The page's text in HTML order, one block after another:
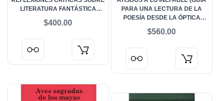
LITERATURA FANTÁSTICA
XIX AL XXI)
$400.00
PARA UNA LECTURA DE LA
POESÍA DESDE LA ÓPTICA
$560.00